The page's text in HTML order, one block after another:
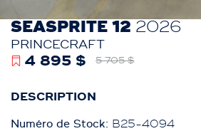
SEASPRITE 12 2026
PRINCECRAFT
4 895 $ 5 705 $
DESCRIPTION
Numéro de Stock: B25-4094